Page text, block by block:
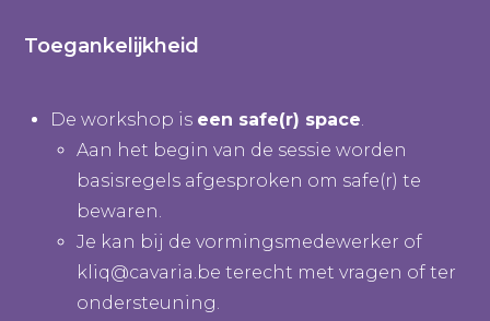
Toegankelijkheid
De workshop is een safe(r) space
Aan het begin van de sessie worden
basisregels afgesproken om safe(r) te
bewaren.
Je kan bij de vormingsmedewerker of
kliq@cavaria.be terecht met vragen of ter
ondersteuning.